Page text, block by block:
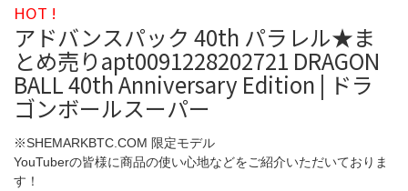
HOT !
アドバンスパック 40th パラレル★ま
とめ売りapt0091228202721 DRAGON
BALL 40th Anniversary Edition | ドラ
ゴンボールスーパー
※SHEMARKBTC.COM 限定モデル
YouTuberの皆様に商品の使い心地などをご紹介いただいておりま
す！